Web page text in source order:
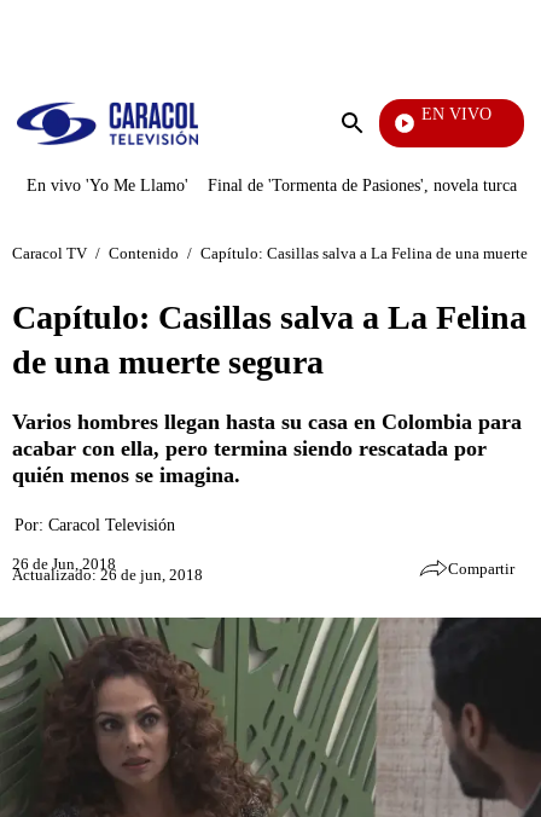
Enviar
EN VIVO
Televentas
En vivo 'Yo Me Llamo' Final de 'Tormenta de Pasiones', novela turca
Caracol TV / Contenido / Capítulo: Casillas salva a La Felina de una muerte
Capítulo: Casillas salva a La Felina
de una muerte segura
Varios hombres llegan hasta su casa en Colombia para
acabar con ella, pero termina siendo rescatada por
quién menos se imagina.
Por: Caracol Televisión
26 de Jun, 2018
Actualizado: 26 de jun, 2018 Compartir